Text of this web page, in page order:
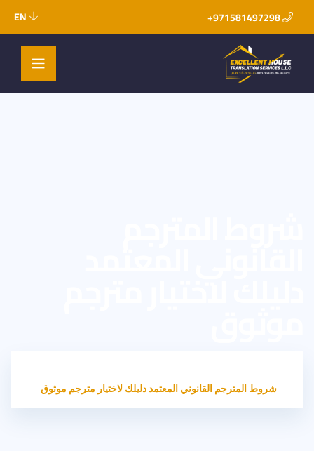
971581497298+
EN
شروط المترجم القانوني المعتمد دليلك لاختيار مترجم موثوق